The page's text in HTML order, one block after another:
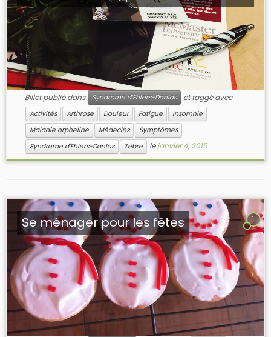
Billet publié dans Syndrome d'Ehlers-Danlos et taggé avec
Activités Arthrose Douleur Fatigue
Insomnie
Maladie orpheline
Médecins
Symptômes
Syndrome d'Ehlers-Danlos
Zèbre lejanvier 4, 2015
1
Se ménager pour les fêtes